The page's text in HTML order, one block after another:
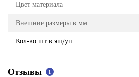
Цвет материала
Внешние размеры в мм :
Кол-во шт в ящ/уп:
Отзывы 1